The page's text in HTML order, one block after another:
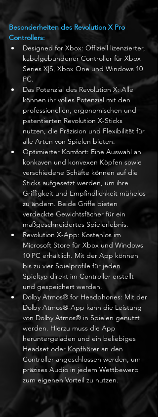
Besonderheiten des Revolution X Pro
Controllers:
Designed for Xbox: Offiziell lizenzierter,
kabelgebundener Controller für Xbox
Series X|S, Xbox One und Windows 10
PC.
Das Potenzial des Revolution X: Alle
können ihr volles Potenzial mit den
professionellen, ergonomischen und
patentierten Revolution X-Sticks
nutzen, die Präzision und Flexibilität für
alle Arten von Spielen bieten.
Optimierter Komfort: Eine Auswahl an
konkaven und konvexen Köpfen sowie
verschiedene Schäfte können auf die
Sticks aufgesetzt werden, um ihre
Griffigkeit und Empfindlichkeit mühelos
zu ändern. Beide Griffe bieten
verdeckte Gewichtsfächer für ein
maßgeschneidertes Spielerlebnis.
Revolution X-App: Kostenlos im
Microsoft Store für Xbox und Windows
10 PC erhältlich. Mit der App können
bis zu vier Spielprofile für jeden
Spieltyp direkt im Controller erstellt
und gespeichert werden.
Dolby Atmos® for Headphones: Mit der
Dolby Atmos®-App kann die Leistung
von Dolby Atmos® in Spielen genutzt
werden. Hierzu muss die App
heruntergeladen und ein beliebiges
Headset oder Kopfhörer an den
Controller angeschlossen werden, um
präzises Audio in jedem Wettbewerb
zum eigenen Vorteil zu nutzen.